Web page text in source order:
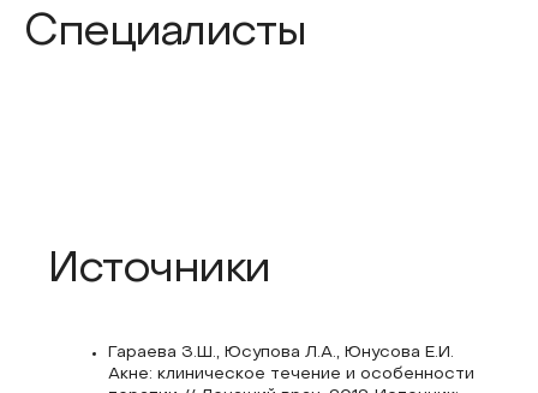
Специалисты
Источники
Гараева З.Ш., Юсупова Л.А., Юнусова Е.И.
Акне: клиническое течение и особенности